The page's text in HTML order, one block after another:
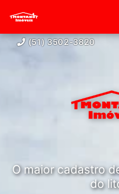
(51) 3502-3820
O maior cadastro
do